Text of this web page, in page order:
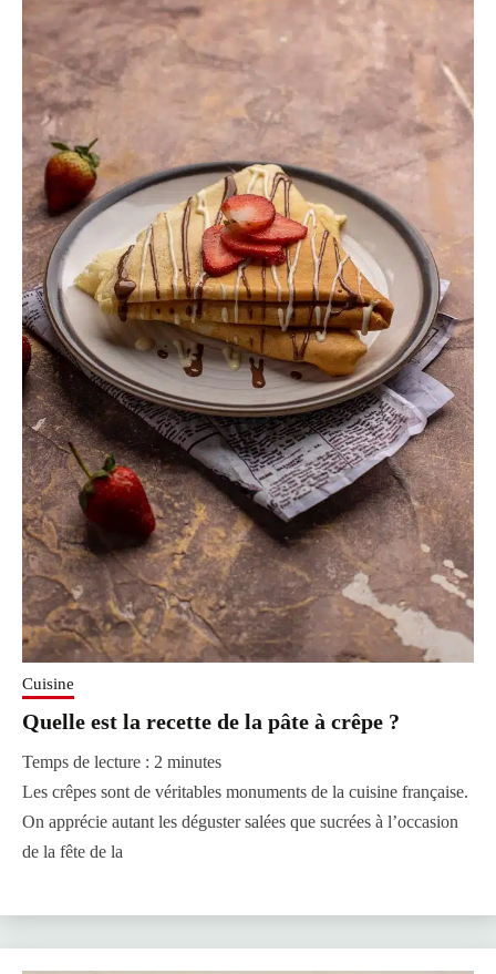
Cuisine
Quelle est la recette de la pâte à crêpe ?
Temps de lecture : 2 minutes
Les crêpes sont de véritables monuments de la cuisine française.
On apprécie autant les déguster salées que sucrées à l’occasion
de la fête de la